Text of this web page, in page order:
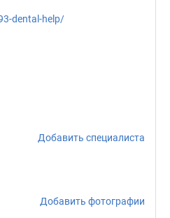
dental-help/
Добавить специалиста
Добавить фотографии